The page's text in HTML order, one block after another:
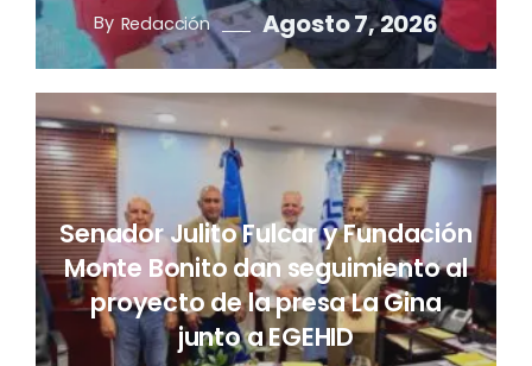
By Redacción Agosto 7, 2026
Senador Julito Fulcar y Fundación
Monte Bonito dan seguimiento al
proyecto de la presa La Gina
junto a EGEHID